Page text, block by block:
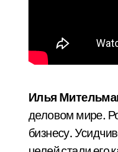
Илья
деловом мире.
бизнесу.